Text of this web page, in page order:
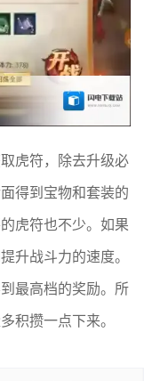
虎符，除去升级必
得到宝物和套装的
虎符也不少。如果
升战斗力的速度。
最高档的奖励。所
积攒一点下来。